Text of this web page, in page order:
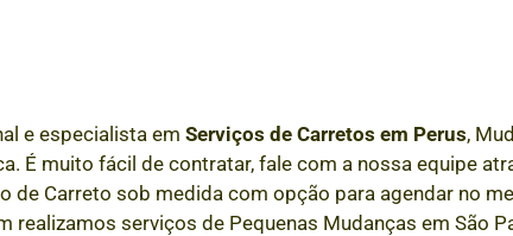
e especialista em Serviços de Carretos em Perus,
É muito fácil de contratar, fale com a nossa equipe
de Carreto sob medida com opção para agendar no
realizamos serviços de Pequenas Mudanças em São